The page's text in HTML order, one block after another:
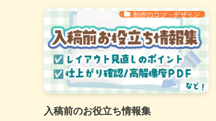
制作のコツ・デザイン
入稿前のお役立ち情報集